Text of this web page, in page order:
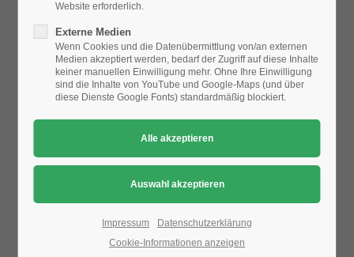
24h/ 365days
We offer support for our customers
Mon - Fri 8:00am - 5:00pm(GMT +1)
Get in touch
376-293 City Road, Suite 600
San Francisco, CA 94102
nicht angezeigt.
Bitte ändern Sie dieDatenschutz-Einstellungen, indem Sie
auch "externe Medien" zulassen.
Website erforderlich.
Externe Medien
Wenn Cookies und die Datenübermittlung von/an externen
Medien akzeptiert werden, bedarf der Zugriff auf diese Inhalte
keiner manuellen Einwilligung mehr. Ohne Ihre Einwilligung
sind die Inhalte von YouTube und Google-Maps (und über
diese Dienste Google Fonts) standardmäßig blockiert.
Impressum
Datenschutzerklärung
Cookie-Informationen anzeigen